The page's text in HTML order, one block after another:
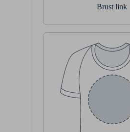
Brust link